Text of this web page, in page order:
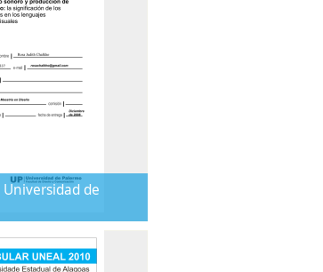
Universidad de